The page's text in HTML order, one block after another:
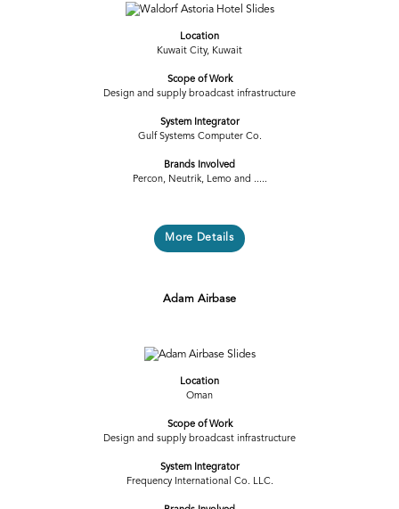
Previous
Location
Kuwait City, Kuwait
Scope of Work
Design and supply broadcast infrastructure
System Integrator
Gulf Systems Computer Co.
Brands Involved
Percon, Neutrik, Lemo and .....
More Details
Adam Airbase
Location
Oman
Scope of Work
Design and supply broadcast infrastructure
System Integrator
Frequency International Co. LLC.